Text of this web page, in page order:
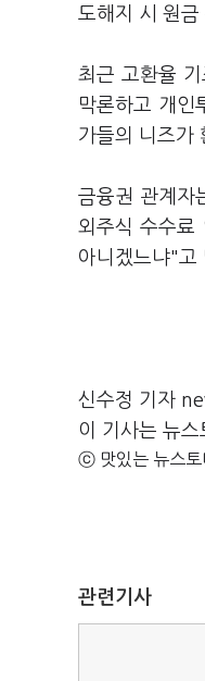
도해지 시 원금
최근 고환율
막론하고 개인
가들의 니즈가
금융권 관계자
외주식 수수료
아니겠느냐"고
신수정 기자
이 기사는 뉴스
ⓒ 맛있는 뉴스토
관련기사